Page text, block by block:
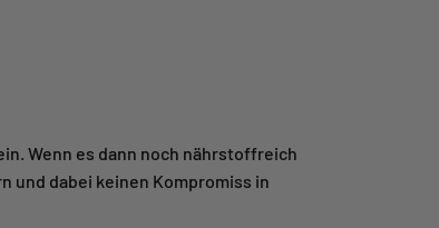
Wenn es dann noch nährstoffreich
und dabei keinen Kompromiss in